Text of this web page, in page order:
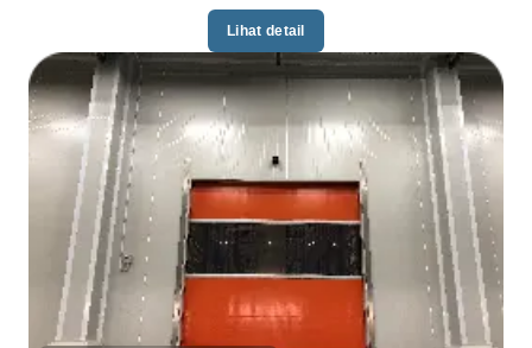
Lihat detail